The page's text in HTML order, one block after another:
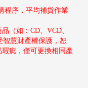
程序，平均補貨作業
（如：CD、VCD、
智慧財產權保護，恕
疵，僅可更換相同產